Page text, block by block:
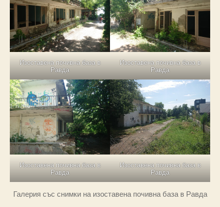
Изоставена почивна база в
Равда
Изоставена почивна база в
Равда
Изоставена почивна база в
Равда
Изоставена почивна база в
Равда
Галерия със снимки на изоставена почивна база в Равда